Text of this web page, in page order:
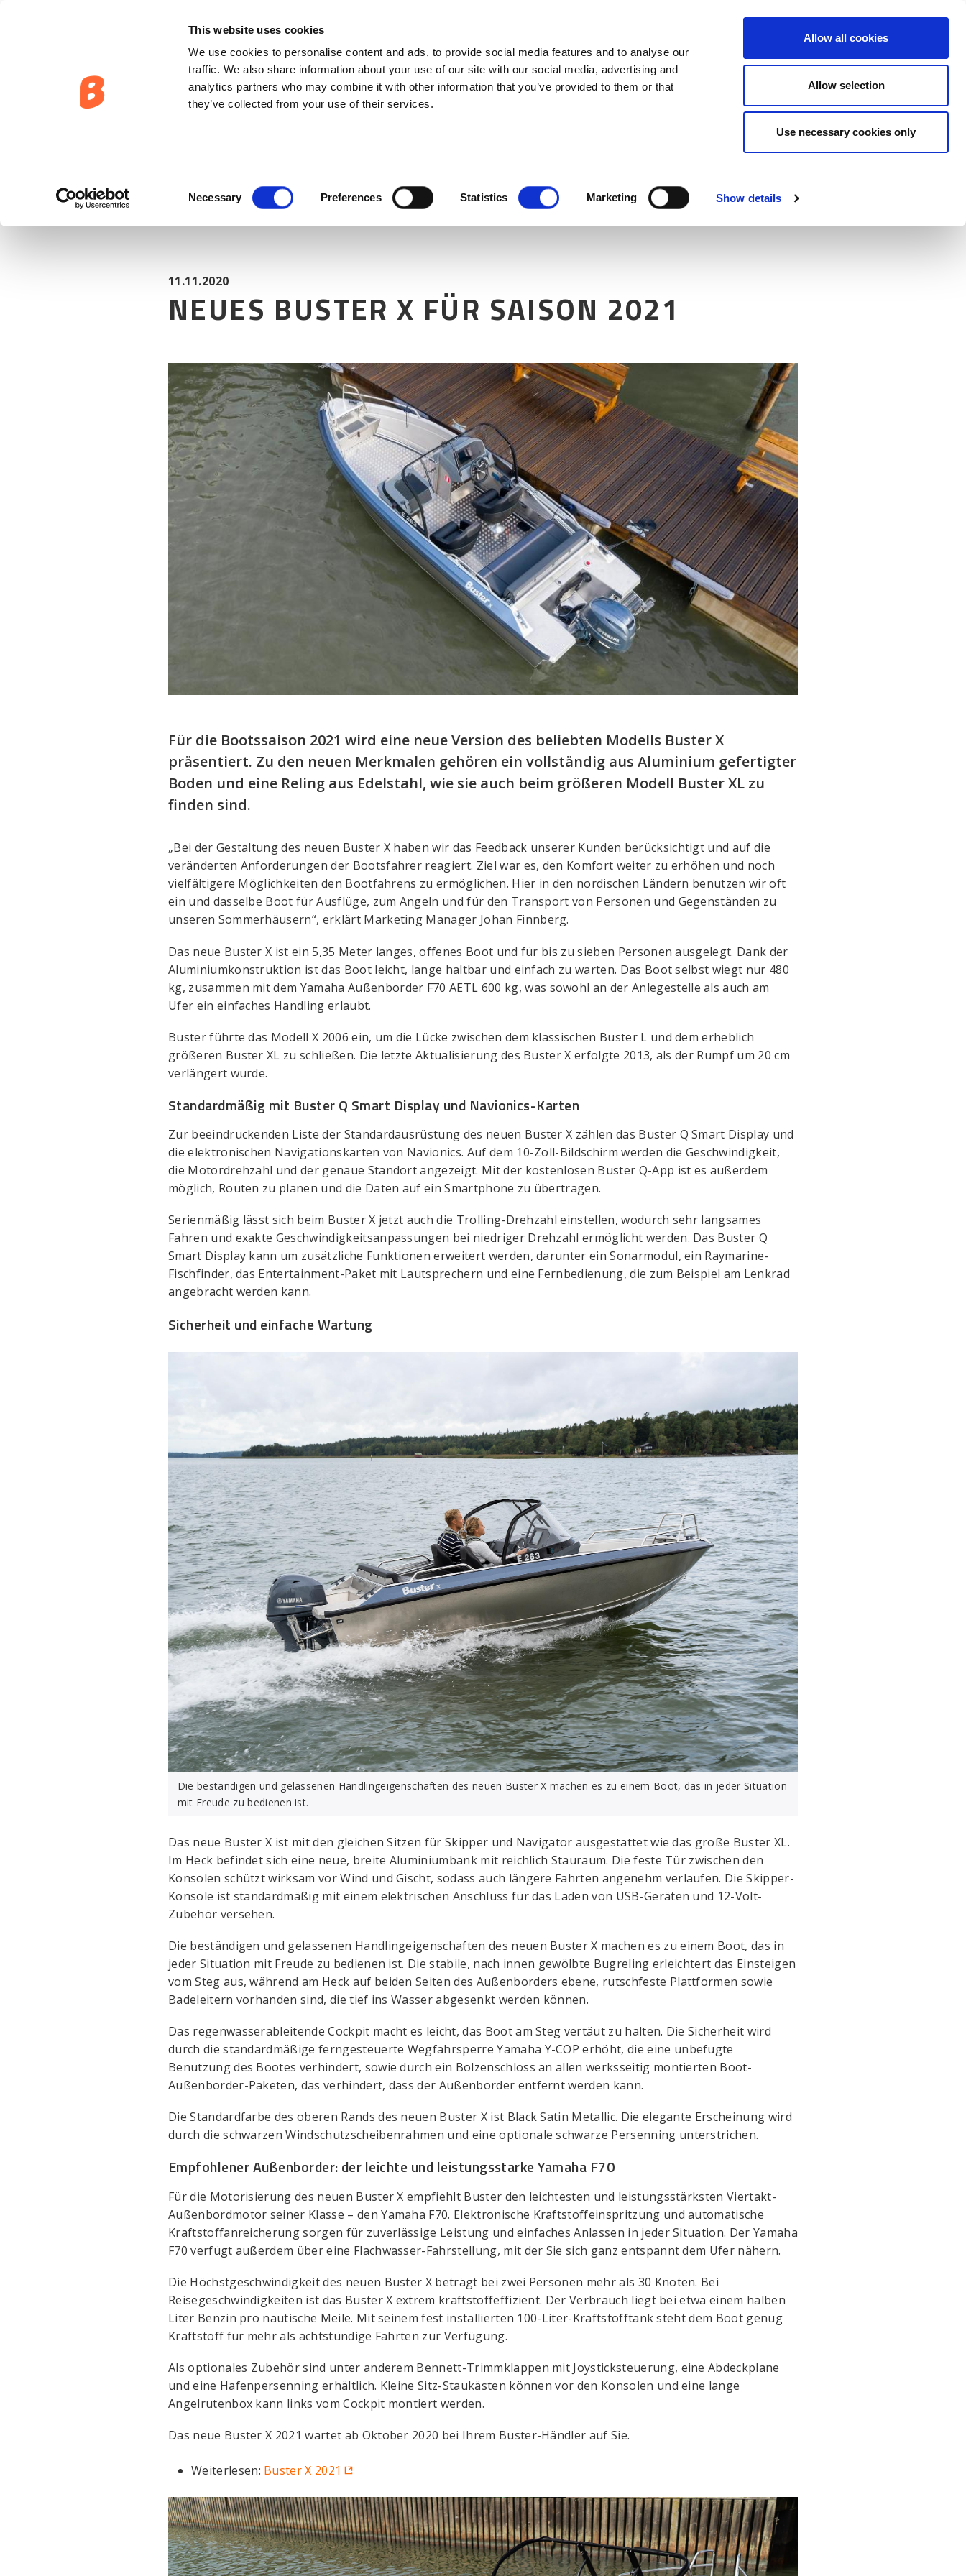
This website uses cookies
We use cookies to personalise content and ads, to provide social media features and to analyse our
traffic. We also share information about your use of our site with our social media, advertising and
analytics partners who may combine it with other information that you’ve provided to them or that
they’ve collected from your use of their services.
Necessary Preferences Statistics Marketing Show details
Allow all cookies
Allow selection
Use necessary cookies only
Share in Twitter
Share inShare
11.11.2020
NEUES BUSTER X FÜR SAISON 2021
Für die Bootssaison 2021 wird eine neue Version des beliebten Modells Buster X
präsentiert. Zu den neuen Merkmalen gehören ein vollständig aus Aluminium gefertigter
Boden und eine Reling aus Edelstahl, wie sie auch beim größeren Modell Buster XL zu
finden sind.
„Bei der Gestaltung des neuen Buster X haben wir das Feedback unserer Kunden berücksichtigt und auf die
veränderten Anforderungen der Bootsfahrer reagiert. Ziel war es, den Komfort weiter zu erhöhen und noch
vielfältigere Möglichkeiten den Bootfahrens zu ermöglichen. Hier in den nordischen Ländern benutzen wir oft
ein und dasselbe Boot für Ausflüge, zum Angeln und für den Transport von Personen und Gegenständen zu
unseren Sommerhäusern“, erklärt Marketing Manager Johan Finnberg.
Das neue Buster X ist ein 5,35 Meter langes, offenes Boot und für bis zu sieben Personen ausgelegt. Dank der
Aluminiumkonstruktion ist das Boot leicht, lange haltbar und einfach zu warten. Das Boot selbst wiegt nur 480
kg, zusammen mit dem Yamaha Außenborder F70 AETL 600 kg, was sowohl an der Anlegestelle als auch am
Ufer ein einfaches Handling erlaubt.
Buster führte das Modell X 2006 ein, um die Lücke zwischen dem klassischen Buster L und dem erheblich
größeren Buster XL zu schließen. Die letzte Aktualisierung des Buster X erfolgte 2013, als der Rumpf um 20 cm
verlängert wurde.
Standardmäßig mit Buster Q Smart Display und Navionics-Karten
Zur beeindruckenden Liste der Standardausrüstung des neuen Buster X zählen das Buster Q Smart Display und
die elektronischen Navigationskarten von Navionics. Auf dem 10-Zoll-Bildschirm werden die Geschwindigkeit,
die Motordrehzahl und der genaue Standort angezeigt. Mit der kostenlosen Buster Q-App ist es außerdem
möglich, Routen zu planen und die Daten auf ein Smartphone zu übertragen.
Serienmäßig lässt sich beim Buster X jetzt auch die Trolling-Drehzahl einstellen, wodurch sehr langsames
Fahren und exakte Geschwindigkeitsanpassungen bei niedriger Drehzahl ermöglicht werden. Das Buster Q
Smart Display kann um zusätzliche Funktionen erweitert werden, darunter ein Sonarmodul, ein Raymarine-
Fischfinder, das Entertainment-Paket mit Lautsprechern und eine Fernbedienung, die zum Beispiel am Lenkrad
angebracht werden kann.
Sicherheit und einfache Wartung
Die beständigen und gelassenen Handlingeigenschaften des neuen Buster X machen es zu einem Boot, das in jeder Situation
mit Freude zu bedienen ist.
Das neue Buster X ist mit den gleichen Sitzen für Skipper und Navigator ausgestattet wie das große Buster XL.
Im Heck befindet sich eine neue, breite Aluminiumbank mit reichlich Stauraum. Die feste Tür zwischen den
Konsolen schützt wirksam vor Wind und Gischt, sodass auch längere Fahrten angenehm verlaufen. Die Skipper-
Konsole ist standardmäßig mit einem elektrischen Anschluss für das Laden von USB-Geräten und 12-Volt-
Zubehör versehen.
Die beständigen und gelassenen Handlingeigenschaften des neuen Buster X machen es zu einem Boot, das in
jeder Situation mit Freude zu bedienen ist. Die stabile, nach innen gewölbte Bugreling erleichtert das Einsteigen
vom Steg aus, während am Heck auf beiden Seiten des Außenborders ebene, rutschfeste Plattformen sowie
Badeleitern vorhanden sind, die tief ins Wasser abgesenkt werden können.
Das regenwasserableitende Cockpit macht es leicht, das Boot am Steg vertäut zu halten. Die Sicherheit wird
durch die standardmäßige ferngesteuerte Wegfahrsperre Yamaha Y-COP erhöht, die eine unbefugte
Benutzung des Bootes verhindert, sowie durch ein Bolzenschloss an allen werksseitig montierten Boot-
Außenborder-Paketen, das verhindert, dass der Außenborder entfernt werden kann.
Die Standardfarbe des oberen Rands des neuen Buster X ist Black Satin Metallic. Die elegante Erscheinung wird
durch die schwarzen Windschutzscheibenrahmen und eine optionale schwarze Persenning unterstrichen.
Empfohlener Außenborder: der leichte und leistungsstarke Yamaha F70
Für die Motorisierung des neuen Buster X empfiehlt Buster den leichtesten und leistungsstärksten Viertakt-
Außenbordmotor seiner Klasse – den Yamaha F70. Elektronische Kraftstoffeinspritzung und automatische
Kraftstoffanreicherung sorgen für zuverlässige Leistung und einfaches Anlassen in jeder Situation. Der Yamaha
F70 verfügt außerdem über eine Flachwasser-Fahrstellung, mit der Sie sich ganz entspannt dem Ufer nähern.
Die Höchstgeschwindigkeit des neuen Buster X beträgt bei zwei Personen mehr als 30 Knoten. Bei
Reisegeschwindigkeiten ist das Buster X extrem kraftstoffeffizient. Der Verbrauch liegt bei etwa einem halben
Liter Benzin pro nautische Meile. Mit seinem fest installierten 100-Liter-Kraftstofftank steht dem Boot genug
Kraftstoff für mehr als achtstündige Fahrten zur Verfügung.
Als optionales Zubehör sind unter anderem Bennett-Trimmklappen mit Joysticksteuerung, eine Abdeckplane
und eine Hafenpersenning erhältlich. Kleine Sitz-Staukästen können vor den Konsolen und eine lange
Angelrutenbox kann links vom Cockpit montiert werden.
Das neue Buster X 2021 wartet ab Oktober 2020 bei Ihrem Buster-Händler auf Sie.
Weiterlesen: Buster X 2021